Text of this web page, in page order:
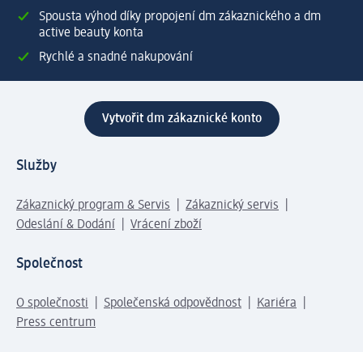
Spousta výhod díky propojení dm zákaznického a dm
active beauty konta
Rychlé a snadné nakupování
Vytvořit dm zákaznické konto
Služby
Zákaznický program & Servis
Zákaznický servis
Odeslání & Dodání
Vrácení zboží
Společnost
O společnosti Společenská odpovědnost
Kariéra
Press centrum